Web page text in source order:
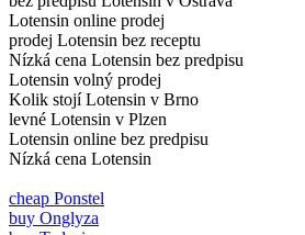
Lotensin online prodej
prodej Lotensin bez receptu
Nízká cena Lotensin bez predpisu
Lotensin volný prodej
Kolik stojí Lotensin v Brno
levné Lotensin v Plzen
Lotensin online bez predpisu
Nízká cena Lotensin
cheap Ponstel
buy Onglyza